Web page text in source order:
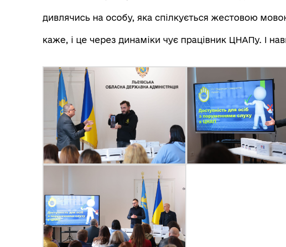
дивлячись на особу, яка спілкується жестовою
каже, і це через динаміки чує працівник ЦНАПу. І